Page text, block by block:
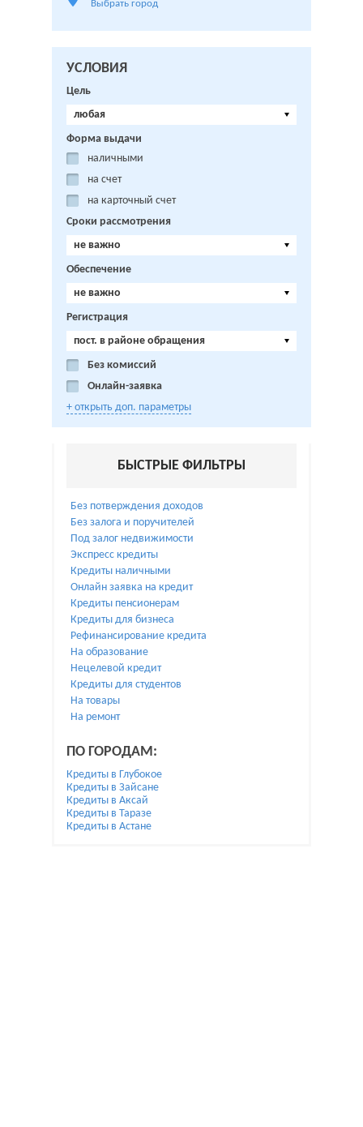
Выбрать город
УСЛОВИЯ
Цель
любая
Форма выдачи
наличными
на счет
на карточный счет
Сроки рассмотрения
не важно
Обеспечение
не важно
Регистрация
пост. в районе обращения
Без комиссий
Онлайн-заявка
+ открыть доп. параметры
БЫСТРЫЕ ФИЛЬТРЫ
Без потверждения доходов
Без залога и поручителей
Под залог недвижимости
Экспресс кредиты
Кредиты наличными
Онлайн заявка на кредит
Кредиты пенсионерам
Кредиты для бизнеса
Рефинансирование кредита
На образование
Нецелевой кредит
Кредиты для студентов
На товары
На ремонт
ПО ГОРОДАМ:
Кредиты в Глубокое
Кредиты в Зайсане
Кредиты в Аксай
Кредиты в Таразе
Кредиты в Астане